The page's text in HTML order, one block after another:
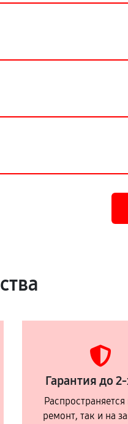
Гарантия до
Распространяется
ремонт, так и на